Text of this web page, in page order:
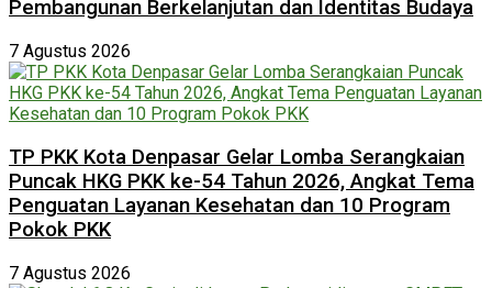
Pembangunan Berkelanjutan dan Identitas Budaya
7 Agustus 2026
TP PKK Kota Denpasar Gelar Lomba Serangkaian
Puncak HKG PKK ke-54 Tahun 2026, Angkat Tema
Penguatan Layanan Kesehatan dan 10 Program
Pokok PKK
7 Agustus 2026